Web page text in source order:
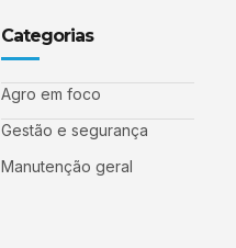
Categorias
Agro em foco
Gestão e segurança
Manutenção geral